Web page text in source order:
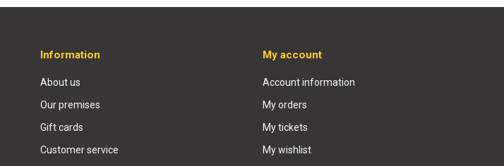
Information
About us
Our premises
Gift cards
Customer service
My account
Account information
My orders
My tickets
My wishlist